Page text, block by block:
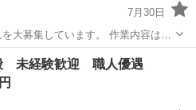
7月30日
大募集しています。 作業内容は解
未経験歓迎 職人優遇